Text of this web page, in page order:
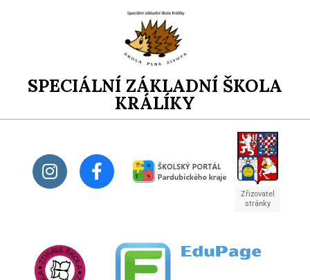
SPECIÁLNÍ ZÁKLADNÍ ŠKOLA
KRÁLÍKY
Zřizovatel
stránky